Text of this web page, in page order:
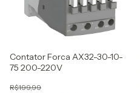
Contator Forca AX32-30-10-
75 200-220V
R$199,99